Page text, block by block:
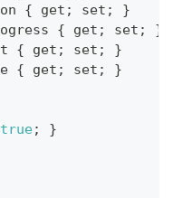
{ get ; set ;
}
{ get ; set ;
}
{ get ; set ;
}
{ get ; set ;
}
true;
}